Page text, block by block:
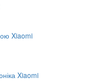
Xiaomi
Xiaomi